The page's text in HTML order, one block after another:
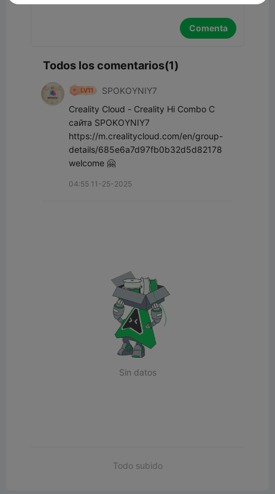
Comenta
Todos los comentarios(1)
SPOKOYNIY7
Creality Cloud - Creality Hi Combo С
сайта SPOKOYNIY7
https://m.crealitycloud.com/en/group-
details/685e6a7d97fb0b32d5d82178
welcome 🤗
04:55 11-25-2025
Sin datos
Todo subido